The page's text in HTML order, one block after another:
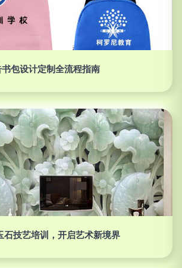
包设计定制全流程指南
石技艺培训，开启艺术新境界